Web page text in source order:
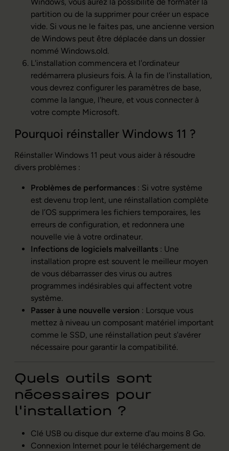
partition ou de la supprimer pour créer un espace
vide. Si vous ne le faites pas, une ancienne version
de Windows peut être déplacée dans un dossier
nommé Windows.old.
L'installation commencera et l'ordinateur
redémarrera plusieurs fois. À la fin de l'installation,
vous devrez configurer les paramètres de base,
comme la langue, l'heure, et vous connecter à
votre compte Microsoft.
Pourquoi réinstaller Windows 11 ?
Réinstaller Windows 11 peut vous aider à résoudre
divers problèmes :
Problèmes de performances : Si votre système
est devenu trop lent, une réinstallation complète
de l’OS supprimera les fichiers temporaires, les
erreurs de configuration, et redonnera une
nouvelle vie à votre ordinateur.
Infections de logiciels malveillants : Une
installation propre est souvent le meilleur moyen
de vous débarrasser des virus ou autres
programmes indésirables qui affectent votre
système.
Passer à une nouvelle version : Lorsque vous
mettez à niveau un composant matériel important
comme le SSD, une réinstallation peut s'avérer
nécessaire pour garantir la compatibilité.
Quels outils sont
nécessaires pour
l'installation ?
Clé USB ou disque dur externe d'au moins 8 Go.
Connexion Internet pour le téléchargement de